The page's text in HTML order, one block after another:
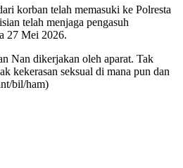
korban telah memasuki ke Polresta
telah menjaga pengasuh
27 Mei 2026.
Nan dikerjakan oleh aparat. Tak
kekerasan seksual di mana pun dan
bil/ham)